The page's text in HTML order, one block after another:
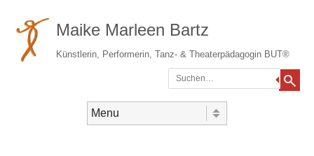
Maike Marleen Bartz
Künstlerin, Performerin, Tanz- & Theaterpädagogin BUT®
Suchen